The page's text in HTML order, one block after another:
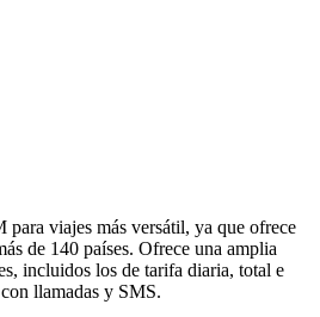
para viajes más versátil, ya que ofrece
de 140 países. Ofrece una amplia
incluidos los de tarifa diaria, total e
llamadas y SMS.